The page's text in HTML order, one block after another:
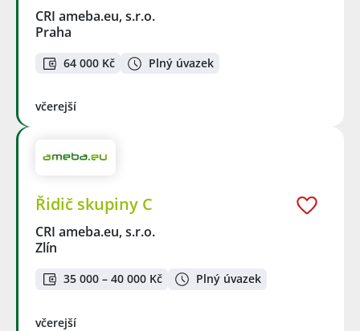
CRI ameba.eu, s.r.o.
Praha
64 000 Kč Plný úvazek
včerejší
Řidič skupiny C
CRI ameba.eu, s.r.o.
Zlín
35 000 – 40 000 Kč Plný úvazek
včerejší